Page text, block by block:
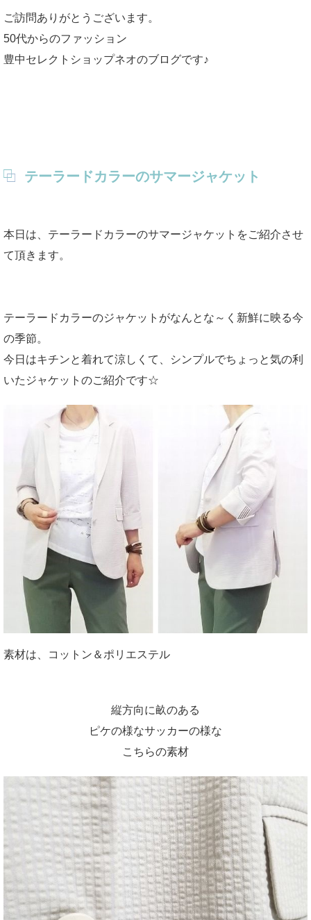
ご訪問ありがとうございます。
50代からのファッション
豊中セレクトショップネオのブログです♪
テーラードカラーのサマージャケット
本日は、テーラードカラーのサマージャケットをご紹介させ
て頂きます。
テーラードカラーのジャケットがなんとな～く新鮮に映る今
の季節。
今日はキチンと着れて涼しくて、シンプルでちょっと気の利
いたジャケットのご紹介です☆
素材は、コットン＆ポリエステル
縦方向に畝のある
ピケの様なサッカーの様な
こちらの素材